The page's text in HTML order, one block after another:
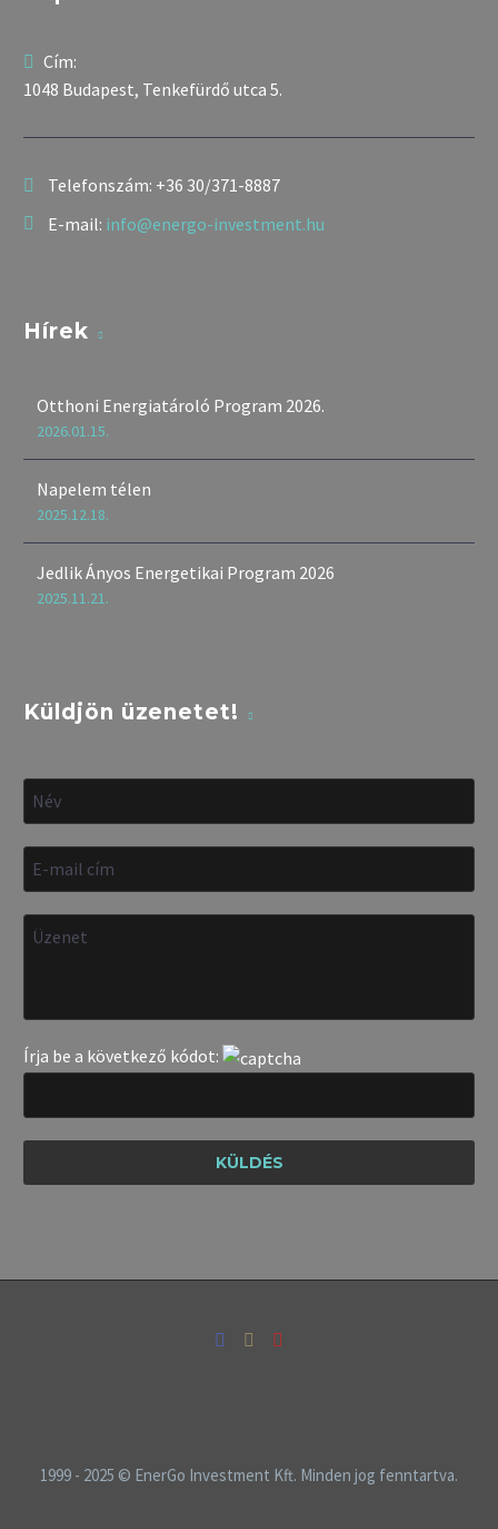
Cím:
1048 Budapest, Tenkefürdő utca 5.
Telefonszám: +36 30/371-8887
E-mail: info@energo-investment.hu
Hírek
Otthoni Energiatároló Program 2026.
2026.01.15.
Napelem télen
2025.12.18.
Jedlik Ányos Energetikai Program 2026
2025.11.21.
Küldjön üzenetet!
Írja be a következő kódot:
1999 - 2025 © EnerGo Investment Kft. Minden jog fenntartva.